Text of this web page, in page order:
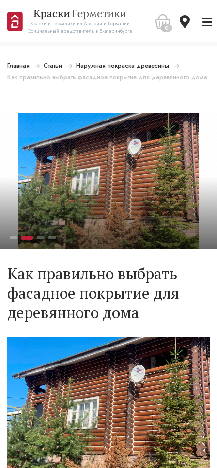
Краски и герметики из Австрии и Германии
Официальный представитель в Екатеринбурге
0
Главная Статьи
Наружная покраска древесины
Как правильно выбрать фасадное покрытие для деревянного дома
Как правильно выбрать
фасадное покрытие для
деревянного дома